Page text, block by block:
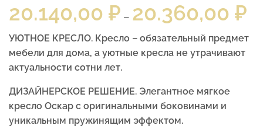
20.140,00 ₽ – 20.360,00 ₽
УЮТНОЕ КРЕСЛО. Кресло – обязательный предмет
мебели для дома, а уютные кресла не утрачивают
актуальности сотни лет.
ДИЗАЙНЕРСКОЕ РЕШЕНИЕ. Элегантное мягкое
кресло Оскар с оригинальными боковинами и
уникальным пружинящим эффектом.